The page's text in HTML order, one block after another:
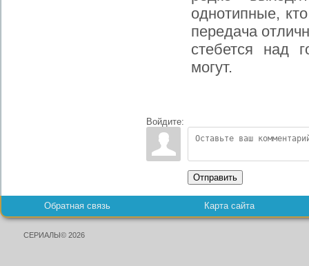
однотипные,
передача
стебется над
могут.
Войдите:
Отправить
Обратная связь Карта сайта
СЕРИАЛЫ© 2026